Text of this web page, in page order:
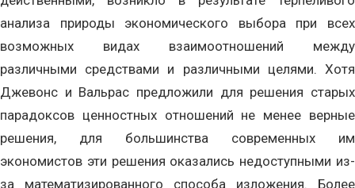
анализа природы экономического выбора при всех
возможных видах взаимоотношений между
различными средствами и различными целями. Хотя
Джевонс и Вальрас предложили для решения старых
парадоксов ценностных отношений не менее верные
решения, для большинства современных им
экономистов эти решения оказались недоступными из-
за математизированного способа изложения. Более